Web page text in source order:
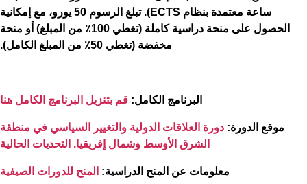
ساعة معتمدة بنظامECTS).
تبلغ الرسوم 50 يورو، مع إمكانية
الحصول على منحة دراسية كاملة (تغطي 100٪ من المبلغ) أو منحة
مخفضة (تغطي 50٪ من المبلغ الكامل).
البرنامج الكامل: قم بتنزيل البرنامج الكامل هنا
موقع الدورة:دورة العلاقات الدولية والتغيير السياسي في منطقة
الشرق الأوسط وشمال إفريقيا. التحديات الحالية
معلومات عن المنح الدراسية:المنح للدورات الصيفية